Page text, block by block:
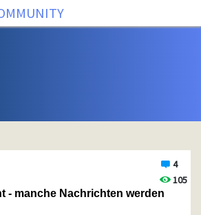
4
105
- manche Nachrichten werden